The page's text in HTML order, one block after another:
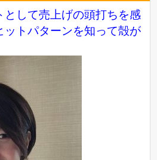
として売上げの頭打ちを感
ットパターンを知って殻が